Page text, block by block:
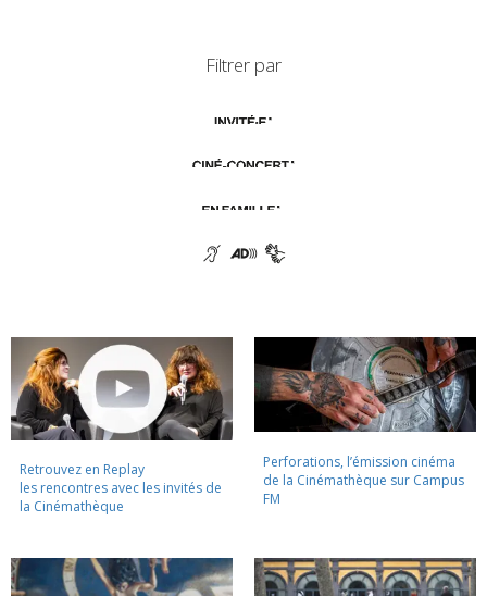
Filtrer par
Retrouvez en Replay
les rencontres avec les invités de
la Cinémathèque
Perforations, l’émission cinéma
de la Cinémathèque sur Campus
FM